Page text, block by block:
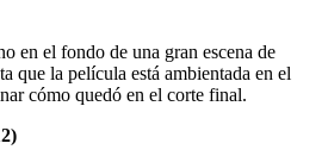
en el fondo de una gran escena de
que la película está ambientada en el
cómo quedó en el corte final.